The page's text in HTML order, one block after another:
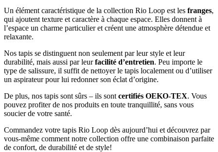
Un élément caractéristique de la collection Rio Loop est les franges,
qui ajoutent texture et caractère à chaque espace. Elles donnent à
l’espace un charme particulier et créent une atmosphère détendue et
relaxante.
Nos tapis se distinguent non seulement par leur style et leur
durabilité, mais aussi par leurfacilité d’entretien. Peu importe le
type de salissure, il suffit de nettoyer le tapis localement ou d’utiliser
un aspirateur pour lui redonner son éclat d’origine.
De plus, nos tapis sont sûrs – ils sont certifiés OEKO-TEX. Vous
pouvez profiter de nos produits en toute tranquillité, sans vous
soucier de votre santé.
Commandez votre tapis Rio Loop dès aujourd’hui et découvrez par
vous-même comment notre collection offre une combinaison parfaite
de confort, de durabilité et de style!